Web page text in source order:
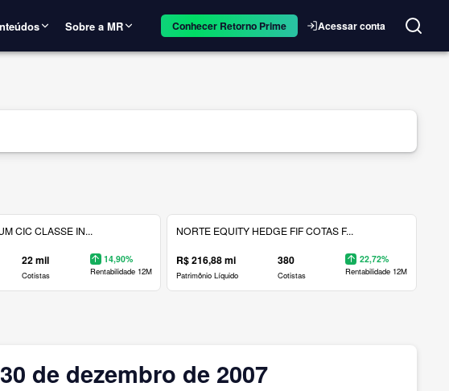
Sobre a MR Conhecer Retorno Prime Acessar conta
CIC CLASSE IN...
22 mil
Cotistas
14,90%
Rentabilidade 12M
NORTE EQUITY HEDGE FIF COTAS F...
R$ 216,88 mi
Patrimônio Líquido
380
Cotistas
22,72%
Rentabilidade 12M
de dezembro de 2007